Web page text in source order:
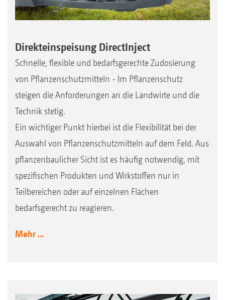
Direkteinspeisung DirectInject
Schnelle, flexible und bedarfsgerechte Zudosierung
von Pflanzenschutzmitteln - Im Pflanzenschutz
steigen die Anforderungen an die Landwirte und die
Technik stetig.
Ein wichtiger Punkt hierbei ist die Flexibilität bei der
Auswahl von Pflanzenschutzmitteln auf dem Feld. Aus
pflanzenbaulicher Sicht ist es häufig notwendig, mit
spezifischen Produkten und Wirkstoffen nur in
Teilbereichen oder auf einzelnen Flächen
bedarfsgerecht zu reagieren.
Mehr ...